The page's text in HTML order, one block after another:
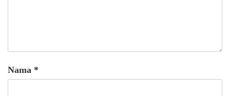
Nama *